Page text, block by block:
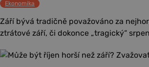
Ekonomika
Září bývá tradičně považováno za
ztrátové září, či dokonce „tragický“